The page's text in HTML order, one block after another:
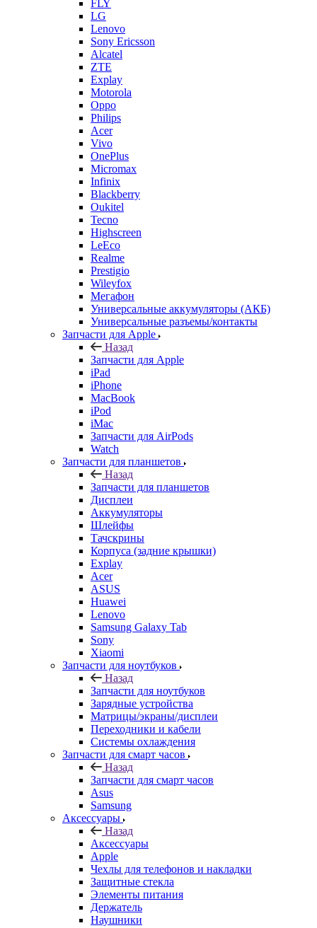
FLY
LG
Lenovo
Sony Ericsson
Alcatel
ZTE
Explay
Motorola
Oppo
Philips
Acer
Vivo
OnePlus
Micromax
Infinix
Blackberry
Oukitel
Tecno
Highscreen
LeEco
Realme
Prestigio
Wileyfox
Мегафон
Универсальные аккумуляторы (АКБ)
Универсальные разъемы/контакты
Запчасти для Apple
Назад
Запчасти для Apple
iPad
iPhone
MacBook
iPod
iMac
Запчасти для AirPods
Watch
Запчасти для планшетов
Назад
Запчасти для планшетов
Дисплеи
Аккумуляторы
Шлейфы
Тачскрины
Корпуса (задние крышки)
Explay
Acer
ASUS
Huawei
Lenovo
Samsung Galaxy Tab
Sony
Xiaomi
Запчасти для ноутбуков
Назад
Запчасти для ноутбуков
Зарядные устройства
Матрицы/экраны/дисплеи
Переходники и кабели
Системы охлаждения
Запчасти для смарт часов
Назад
Запчасти для смарт часов
Asus
Samsung
Аксессуары
Назад
Аксессуары
Apple
Чехлы для телефонов и накладки
Защитные стекла
Элементы питания
Держатель
Наушники